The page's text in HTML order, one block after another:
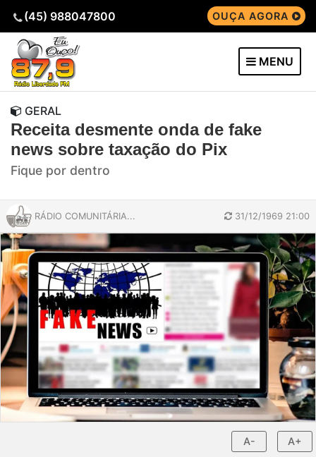
(45) 988047800 OUÇA AGORA
MENU
GERAL
Receita desmente onda de fake
news sobre taxação do Pix
Fique por dentro
RÁDIO COMUNITÁRIA... 31/12/1969 21:00
A- A+